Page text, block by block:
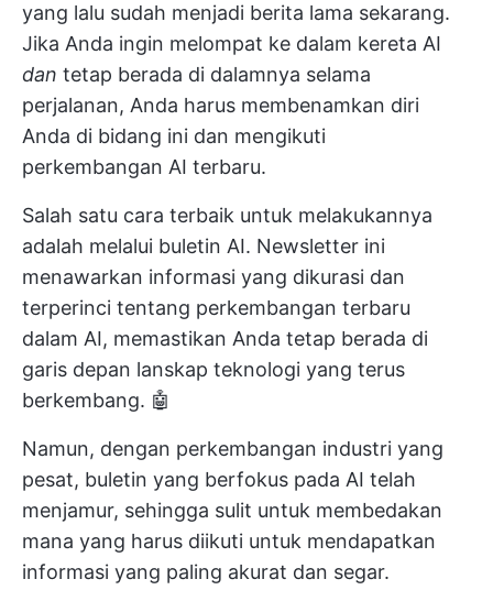
yang lalu sudah menjadi berita lama sekarang.
Jika Anda ingin melompat ke dalam kereta AI
dan tetap berada di dalamnya selama
perjalanan, Anda harus membenamkan diri
Anda di bidang ini dan mengikuti
perkembangan AI terbaru.
Salah satu cara terbaik untuk melakukannya
adalah melalui buletin AI. Newsletter ini
menawarkan informasi yang dikurasi dan
terperinci tentang perkembangan terbaru
dalam AI, memastikan Anda tetap berada di
garis depan lanskap teknologi yang terus
berkembang. 🤖
Namun, dengan perkembangan industri yang
pesat, buletin yang berfokus pada AI telah
menjamur, sehingga sulit untuk membedakan
mana yang harus diikuti untuk mendapatkan
informasi yang paling akurat dan segar.